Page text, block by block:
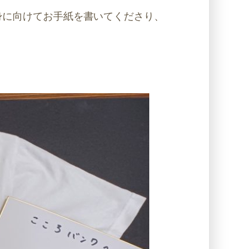
向けてお手紙を書いてくださり、